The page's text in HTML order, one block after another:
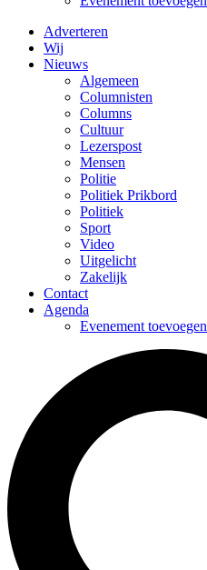
Adverteren
Wij
Nieuws
Algemeen
Columnisten
Columns
Cultuur
Lezerspost
Mensen
Politie
Politiek Prikbord
Politiek
Sport
Video
Uitgelicht
Zakelijk
Contact
Agenda
Evenement toevoegen